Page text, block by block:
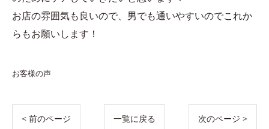
お店の雰囲気も良いので、男でも通いやすいのでこれか
らもお願いします！
お客様の声
< 前のページ 一覧に戻る 次のページ >